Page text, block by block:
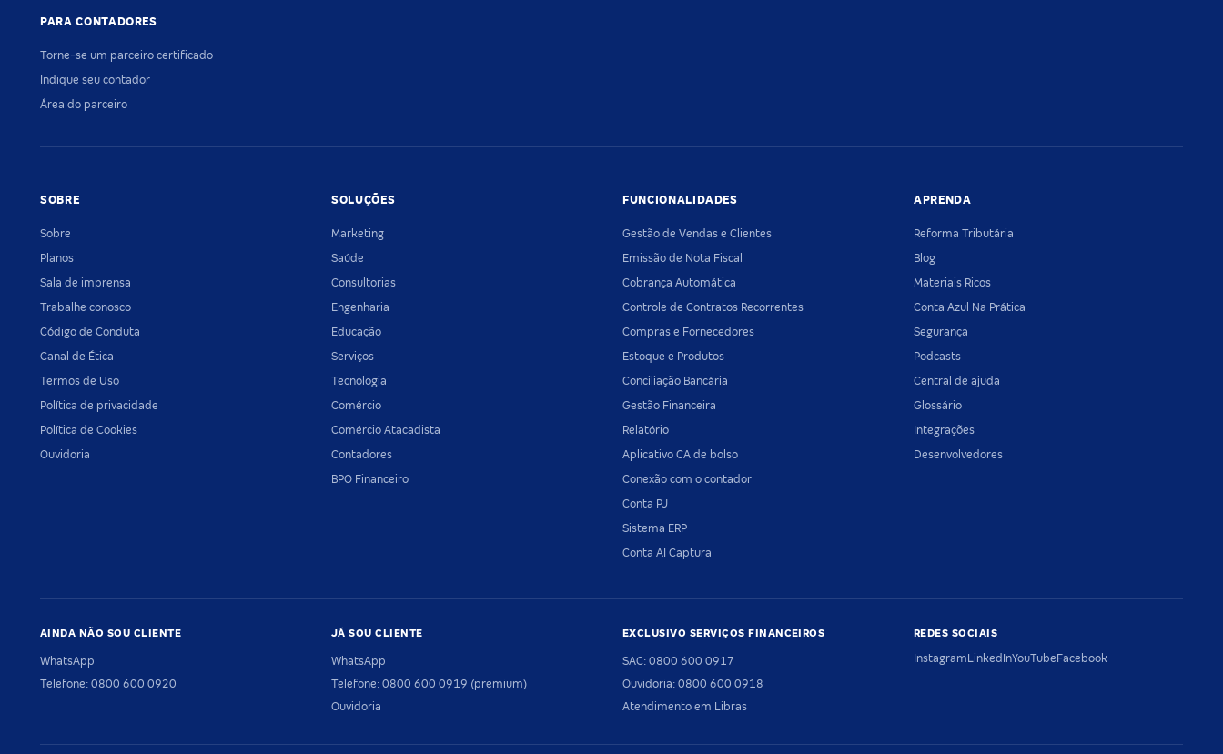
PARA CONTADORES
Torne-se um parceiro certificado
Indique seu contador
Área do parceiro
SOBRE
Sobre
Planos
Sala de imprensa
Trabalhe conosco
Código de Conduta
Canal de Ética
Termos de Uso
Política de privacidade
Política de Cookies
Ouvidoria
SOLUÇÕES
Marketing
Saúde
Consultorias
Engenharia
Educação
Serviços
Tecnologia
Comércio
Comércio Atacadista
Contadores
BPO Financeiro
FUNCIONALIDADES
Gestão de Vendas e Clientes
Emissão de Nota Fiscal
Cobrança Automática
Controle de Contratos Recorrentes
Compras e Fornecedores
Estoque e Produtos
Conciliação Bancária
Gestão Financeira
Relatório
Aplicativo CA de bolso
Conexão com o contador
Conta PJ
Sistema ERP
Conta AI Captura
APRENDA
Reforma Tributária
Blog
Materiais Ricos
Conta Azul Na Prática
Segurança
Podcasts
Central de ajuda
Glossário
Integrações
Desenvolvedores
AINDA NÃO SOU CLIENTE
WhatsApp
Telefone: 0800 600 0920
JÁ SOU CLIENTE
WhatsApp
Telefone: 0800 600 0919 (premium)
Ouvidoria
EXCLUSIVO SERVIÇOS FINANCEIROS
SAC: 0800 600 0917
Ouvidoria: 0800 600 0918
Atendimento em Libras
REDES SOCIAIS
InstagramLinkedInYouTubeFacebook